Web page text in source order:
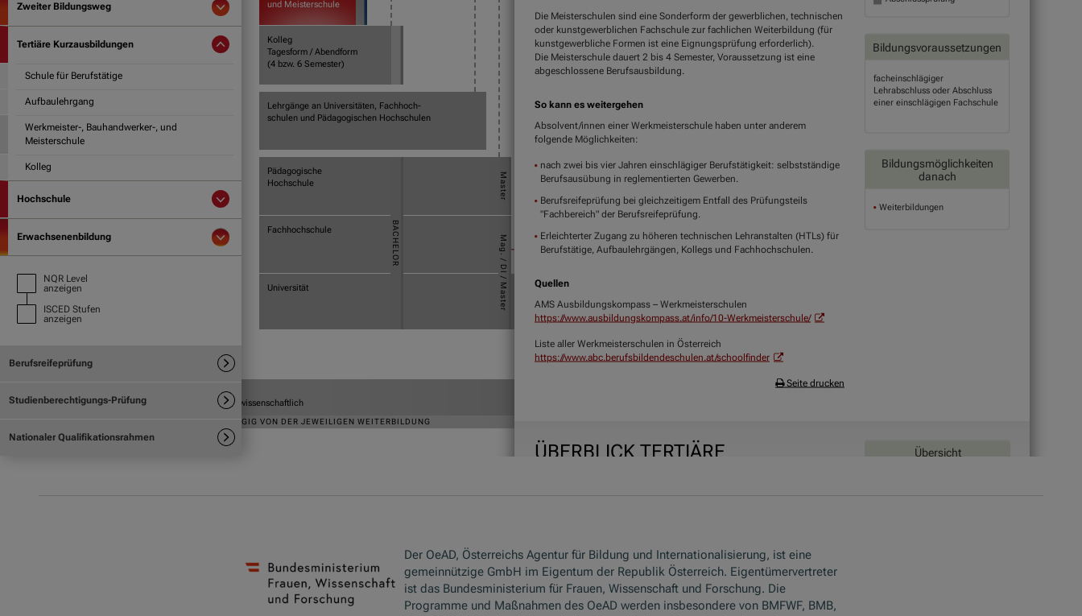
Der OeAD, Österreichs Agentur für Bildung und Internationalisierung, ist eine
gemeinnützige GmbH im Eigentum der Republik Österreich. Eigentümervertreter
ist das Bundesministerium für Frauen, Wissenschaft und Forschung. Die
Programme und Maßnahmen des OeAD werden insbesondere von BMFWF, BMB,